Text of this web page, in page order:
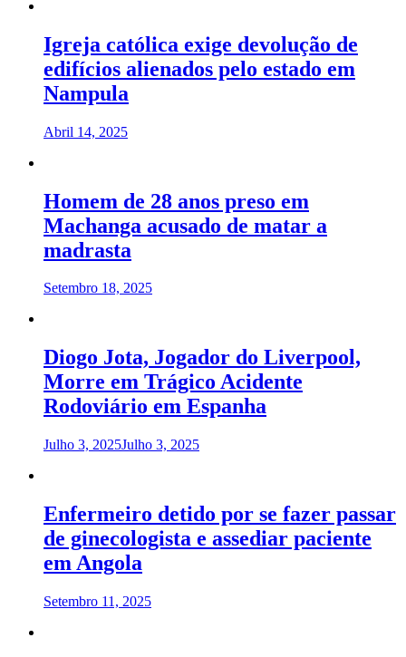
Igreja católica exige devolução de
edifícios alienados pelo estado em
Nampula
Abril 14, 2025
Homem de 28 anos preso em
Machanga acusado de matar a
madrasta
Setembro 18, 2025
Diogo Jota, Jogador do Liverpool,
Morre em Trágico Acidente
Rodoviário em Espanha
Julho 3, 2025Julho 3, 2025
Enfermeiro detido por se fazer passar
de ginecologista e assediar paciente
em Angola
Setembro 11, 2025